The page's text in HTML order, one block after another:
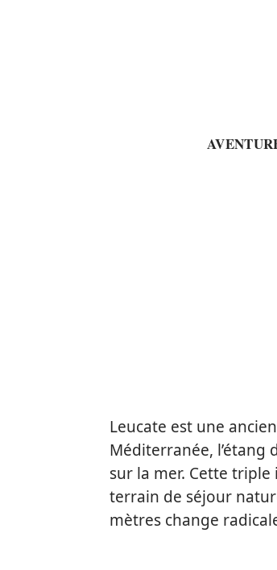
Leucate est une
Méditerranée, l’étang
sur la mer. Cette
terrain de séjour
mètres change